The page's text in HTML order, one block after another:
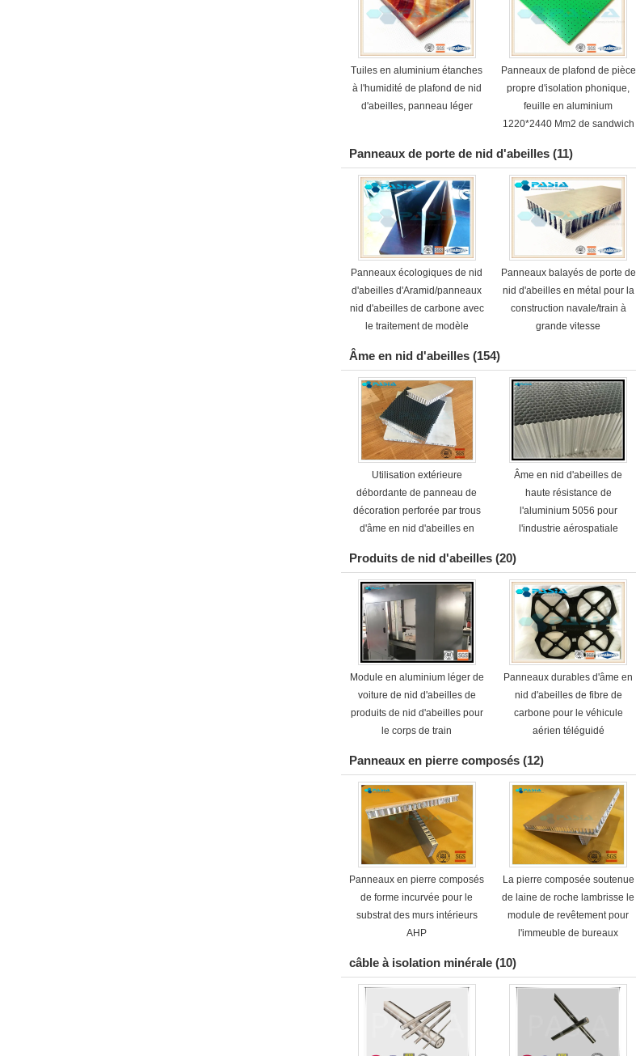
Tuiles en aluminium étanches
à l'humidité de plafond de nid
d'abeilles, panneau léger
Panneaux de plafond de pièce
propre d'isolation phonique,
feuille en aluminium
1220*2440 Mm2 de sandwich
Panneaux de porte de nid d'abeilles (11)
Panneaux écologiques de nid
d'abeilles d'Aramid/panneaux
nid d'abeilles de carbone avec
le traitement de modèle
Panneaux balayés de porte de
nid d'abeilles en métal pour la
construction navale/train à
grande vitesse
Âme en nid d'abeilles (154)
Utilisation extérieure
débordante de panneau de
décoration perforée par trous
d'âme en nid d'abeilles en
Âme en nid d'abeilles de
haute résistance de
l'aluminium 5056 pour
l'industrie aérospatiale
Produits de nid d'abeilles (20)
Module en aluminium léger de
voiture de nid d'abeilles de
produits de nid d'abeilles pour
le corps de train
Panneaux durables d'âme en
nid d'abeilles de fibre de
carbone pour le véhicule
aérien téléguidé
Panneaux en pierre composés (12)
Panneaux en pierre composés
de forme incurvée pour le
substrat des murs intérieurs
AHP
La pierre composée soutenue
de laine de roche lambrisse le
module de revêtement pour
l'immeuble de bureaux
câble à isolation minérale (10)